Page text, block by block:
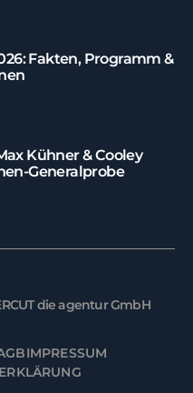
Fakten, Programm &
Kühner & Cooley
Generalprobe
die agentur GmbH
IMPRESSUM